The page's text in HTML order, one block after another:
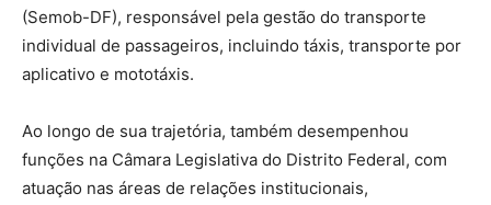
(Semob-DF), responsável pela gestão do transporte
individual de passageiros, incluindo táxis, transporte por
aplicativo e mototáxis.
Ao longo de sua trajetória, também desempenhou
funções na Câmara Legislativa do Distrito Federal, com
atuação nas áreas de relações institucionais,